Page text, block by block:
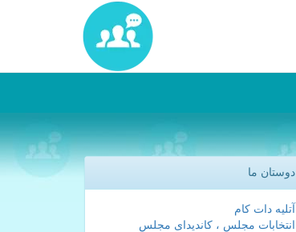
دوستان ما
آتلیه دات کام
انتخابات مجلس ، کاندیدای مجلس